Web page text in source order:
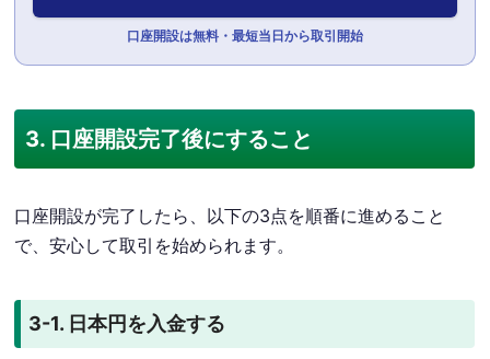
口座開設は無料・最短当日から取引開始
3. 口座開設完了後にすること
口座開設が完了したら、以下の3点を順番に進めること
で、安心して取引を始められます。
3-1. 日本円を入金する